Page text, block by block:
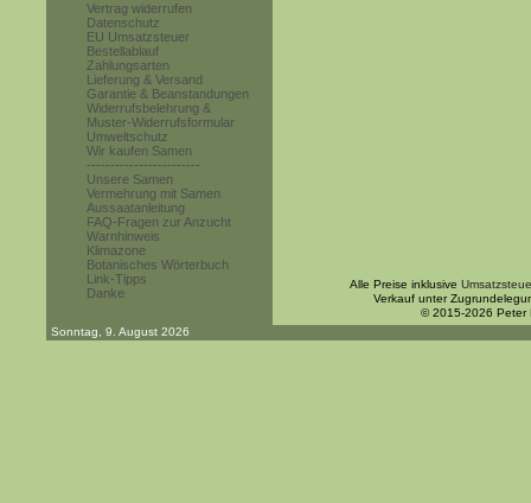
Vertrag widerrufen
Datenschutz
EU Umsatzsteuer
Bestellablauf
Zahlungsarten
Lieferung & Versand
Garantie & Beanstandungen
Widerrufsbelehrung &
Muster-Widerrufsformular
Umweltschutz
Wir kaufen Samen
------------------------
Unsere Samen
Vermehrung mit Samen
Aussaatanleitung
FAQ-Fragen zur Anzucht
Warnhinweis
Klimazone
Botanisches Wörterbuch
Link-Tipps
Danke
Alle Preise inklusive
Verkauf unter
© 2015-2026 Peter
Sonntag, 9. August 2026